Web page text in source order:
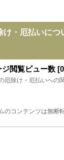
け・厄払いにつ
閲覧ビュー数
厄除け・厄払いへの
のコンテンツは無断